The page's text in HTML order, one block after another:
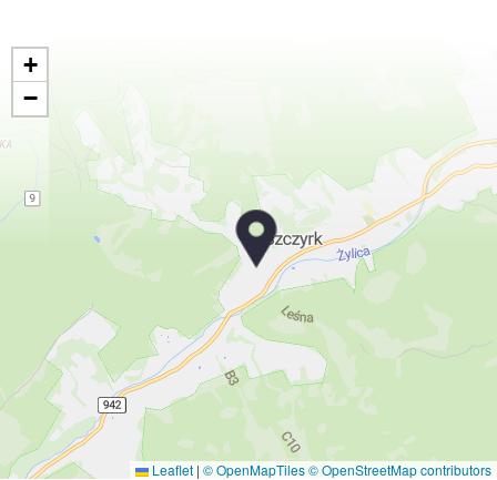
+
−
Leaflet | © OpenMapTiles© OpenStreetMap contributors